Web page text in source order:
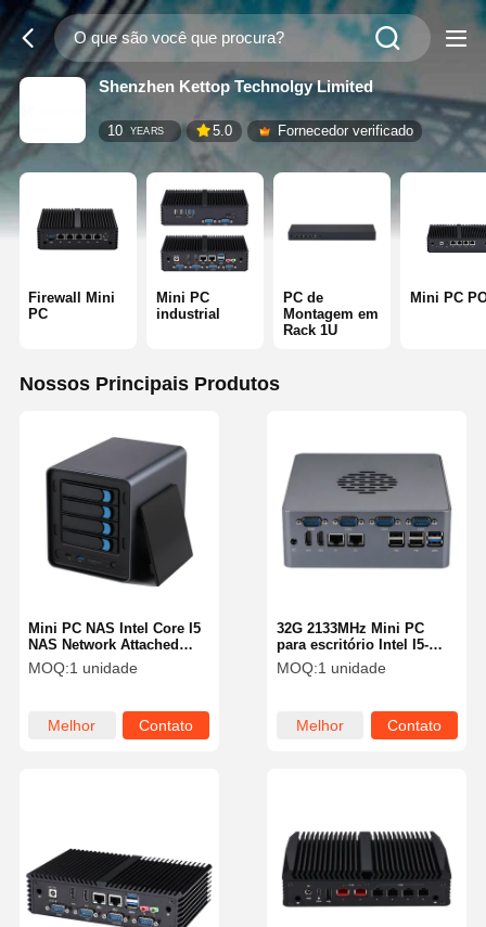
Shenzhen Kettop Technolgy Limited
10 YEARS 5.0 Fornecedor verificado
Firewall Mini
PC
Mini PC
industrial
PC de
Montagem em
Rack 1U
Mini PC
Nossos Principais Produtos
Mini PC NAS Intel Core I5
NAS Network Attached
Storage 8260U 4 Baias de
Armazenamento
MOQ:1 unidade
Melhor
Contato
32G 2133MHz Mini PC
para escritório Intel I5-
6400 4xCOM Dual LAN 3
Display Fanless Media PC
MOQ:1 unidade
Melhor
Contato